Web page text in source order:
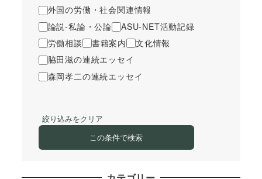
外国の労働・社会関連情報
論説-私論・公論
ASU-NET活動記録
労働相談
書籍案内
文化情報
脇田滋の連続エッセイ
森岡孝二の連続エッセイ
絞り込みをクリア
この条件で検索